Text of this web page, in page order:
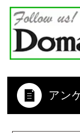
アン